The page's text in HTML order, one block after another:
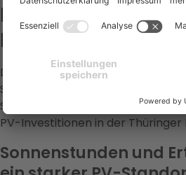
Lohnt sich eine
Fakten auf einen
Die Frage nach der
Standort kombiniert
Strompreisen, die über dem
PV-Investitionen in der
Sonnenstunden und